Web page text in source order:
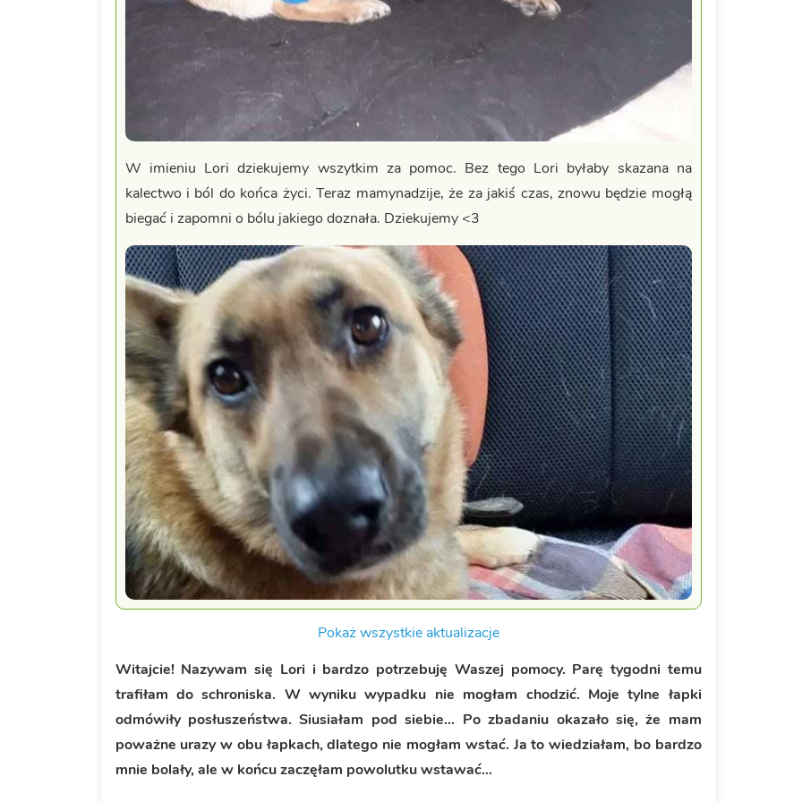
W imieniu Lori dziekujemy wszytkim za pomoc. Bez tego Lori byłaby skazana na
kalectwo i ból do końca życi. Teraz mamynadzije, że za jakiś czas, znowu będzie mogłą
biegać i zapomni o bólu jakiego doznała. Dziekujemy <3
Pokaż wszystkie aktualizacje
Witajcie! Nazywam się Lori i bardzo potrzebuję Waszej pomocy. Parę tygodni temu
trafiłam do schroniska. W wyniku wypadku nie mogłam chodzić. Moje tylne łapki
odmówiły posłuszeństwa. Siusiałam pod siebie... Po zbadaniu okazało się, że mam
poważne urazy w obu łapkach, dlatego nie mogłam wstać. Ja to wiedziałam, bo bardzo
mnie bolały, ale w końcu zaczęłam powolutku wstawać...